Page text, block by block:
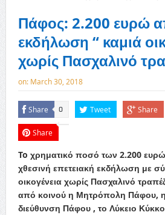
Πάφος: 2.200 ευρώ
εκδήλωση “ καμιά
χωρίς Πασχαλινό
on: March 30, 2018
Share 0 Tweet Share
Share
To χρηματικό ποσό των 2.200
χθεσινή επετειακή εκδήλωση με
οικογένεια χωρίς Πασχαλινό
από κοινού η Μητρόπολη Πάφου,
διεύθυνση Πάφου , το Λύκειο